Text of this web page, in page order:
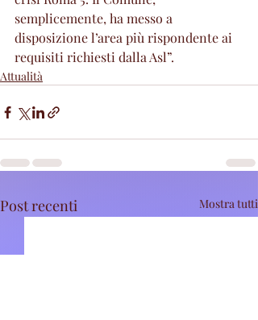
semplicemente, ha messo a
disposizione l’area più rispondente ai
requisiti richiesti dalla Asl”.
Attualità
Post recenti Mostra tutti